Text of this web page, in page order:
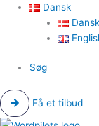
Dansk
Dansk
Søg
Få et tilbud